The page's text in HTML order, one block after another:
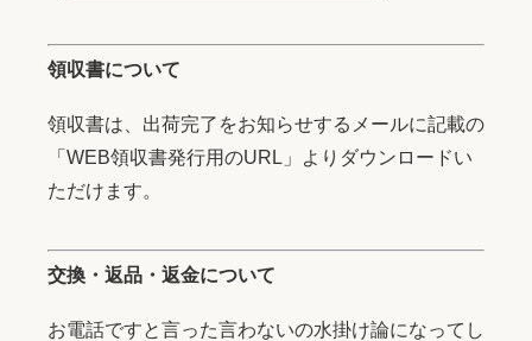
領収書について
領収書は、出荷完了をお知らせするメールに記載の
「WEB領収書発行用のURL」よりダウンロードい
ただけます。
交換・返品・返金について
お電話ですと言った言わないの水掛け論になってし